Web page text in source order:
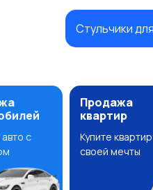
Стульчики
с
Продажа
квартир
Купите
своей мечты